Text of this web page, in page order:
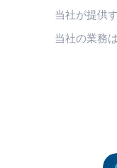
当社が提供
当社の業務